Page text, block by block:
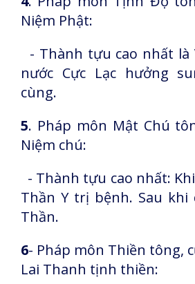
Niệm Phật:
- Thành tựu cao nhất là
nước Cực Lạc hưởng
cùng.
5. Pháp môn Mật Chú
Niệm chú:
- Thành tựu cao nhất:
Thần Y trị bệnh. Sau khi
Thần.
6- Pháp môn Thiền tông,
Lai Thanh tịnh thiền: